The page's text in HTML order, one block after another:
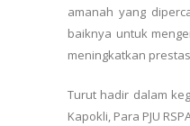
amanah yang
baiknya untuk
meningkatkan
Turut hadir dalam
Kapokli, Para PJU